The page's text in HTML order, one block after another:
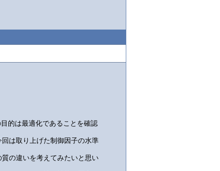
的は最適化であることを確認
は取り上げた制御因子の水準
の違いを考えてみたいと思い